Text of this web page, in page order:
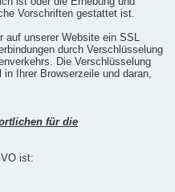
Vorschriften gestattet ist.
unserer Website ein SSL
durch Verschlüsselung
Die Verschlüsselung
Ihrer Browserzeile und daran,
für die
ist: